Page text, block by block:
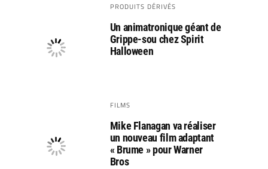
PRODUITS DÉRIVÉS
Un animatronique géant de
Grippe-sou chez Spirit
Halloween
FILMS
Mike Flanagan va réaliser
un nouveau film adaptant
« Brume » pour Warner
Bros